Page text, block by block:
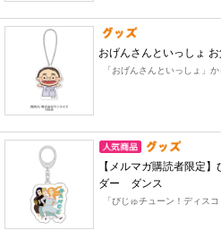
おげんさんといっしょ
「おげんさんといっしょ」
【メルマガ購読者限定
ダー ダンス
「びじゅチューン！ディス